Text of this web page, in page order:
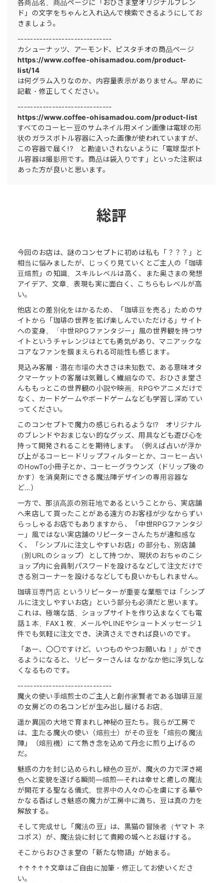
各商品名、商品ページに「おひさま堂オリジナルブレン
ド」の文字をちゃんと入れ込んで検索できるようにしてお
きましょう。
------------------------------
カシューナッツ、アーモンド、ピスタチオの商品ページ
https://www.coffee-ohisamadou.com/product-
list/14
は何グラム入りなのか、内容量表示がありません。早めに
記載・修正してください。
------------------------------
https://www.coffee-ohisamadou.com/product-list
すべてのコーヒー豆のサムネイル用メイン画像は電球の形
状のガラスボトル容器に入った画像が使われていますが、
この容器で届く!? と勘違いされないように「電球型ボト
ル容器は撮影用です。商品は袋入りです」といった注釈は
あった方が良いと思います。
総評
今回のお店は、謎のコンセプトに初めは私も「？？？」と
相当に悩みましたが、じっくり見ていくとご主人の「珈琲
豆焙煎」の知識、スキルレベルは高く、また奥さまの発想
アイデア、文章、表現も実に面白く、こちらもレベルが高
い。
他店との差別化をはかるため、「珈琲豆を売る」ためのサ
イトから「珈琲の世界を拡げ楽しんでいただける」サイト
への変身。「中世RPGファンタジー」風の世界観を持つサ
イトというチャレンジはとても勇気があり、マニアックな
コアなファンを掴まえられる可能性も感じます。
見込み客層・潜在市場の大きさは未知数で、ある意味オタ
クマーケットの客層は気難しく繊細なので、おひさま堂さ
んももっとこの世界観の小説や映画、RPGやアニメだけで
なく、カードゲームやボードゲームなども学習し深めてい
ってください。
このコンセプトで魔力の感じられるような!? オリジナル
のブレンドやおまじない的なグッズ、用具なども遊び心を
持って開発されることを期待します。（例えば占いが浮か
び上がるコーヒードリップフィルターとか、コーヒー占い
のHowTo小冊子とか、コーヒーグラウンズ（ドリップ後の
かす）を消臭剤にできる魔法陣デザインの専用容器な
ど…）
一方で、那須高原の別荘地であるということから、実店舗
へ来店して買ったことがある遠方のお客様が少なからずい
らっしゃるお店でもありますから、「中世RPGファンタジ
ー」風ではない実店舗のリピーターさんたちが違和感な
く、「シンプルに注文しやすいお店」の部分も、別店舗
（別URLのショップ）として持つか、現状のおちゃのこシ
ョップ内に会員制パスワードを設けるなどして注文だけで
きる別コーナーを設けるなどしても良いかもしれません。
珈琲豆専門店 というリピーターが重要な業態では「シンプ
ルに注文しやすいお店」という部分も必須だと思います。
これは、極端な話、ショップサイトを作り込まなくても電
話１本、FAX１枚、メールやLINEやショートメッセージ１
件でも気軽に注文でき、決済さえできれば良いのです。
「あー、〇〇ですけど、いつものやつお願いね！」ができ
るようになると、リピーターさんは なかなか他に浮気しな
くなるものです。
------------------------------
魔火の使い手焙煎士のご主人と創作家賢者である珈琲豆屋
の女房どのの名コンビが生み出し届けるお店。
遥か異国の大地で育まれし神秘の豆たち。我らが工房で
は、主たる魔火の使い（焙煎士）がその豆を「焙煎の魔法
陣」（焙煎機）にて熱き念を込めて丹念に煎り上げるの
だ。
魅惑の力を封じ込められし緑色の豆が、魔火の力で深き褐
色へと変貌を遂げる瞬間―焙煎―それは幸せと癒しの魔法
が開花する聖なる儀式。世界中の人々の心を虜にする華や
かなる香ばしき魅惑の魔力が工房中に満ち、豆は真の力を
解放する。
そして完成せし「魔法の豆」は、黒猫の冒険者（ヤマト ネ
コポス）が、魔法袋に封じて貴殿の城へとお届けする。
そこからおひさま堂の「新たな物語」が始まる。
↑↑↑↑↑文章はご自由に加筆・修正してお使いくださ
い。